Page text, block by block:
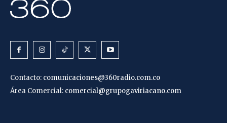
Contacto: comunicaciones@360radio.com.co
Área Comercial: comercial@grupogaviriacano.com